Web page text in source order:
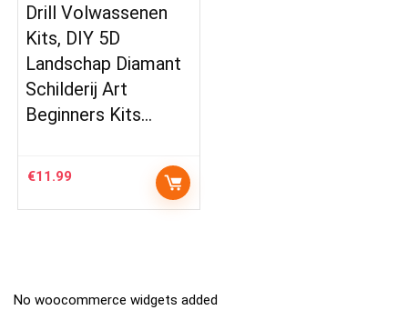
Drill Volwassenen
Kits, DIY 5D
Landschap Diamant
Schilderij Art
Beginners Kits…
€11.99
No woocommerce widgets added